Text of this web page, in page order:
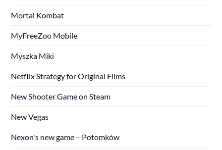
Mortal Kombat
MyFreeZoo Mobile
Myszka Miki
Netflix Strategy for Original Films
New Shooter Game on Steam
New Vegas
Nexon's new game – Potomków